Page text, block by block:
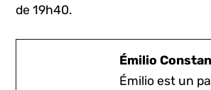
de 19h40.
Émilio
Émilio est un